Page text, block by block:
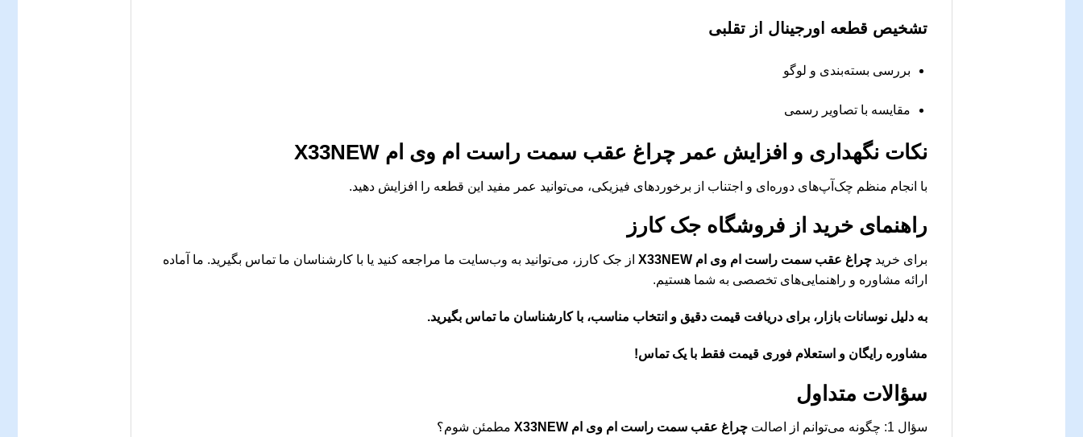
تشخیص قطعه اورجینال از تقلبی
بررسی بسته‌بندی و لوگو
مقایسه با تصاویر رسمی
نکات نگهداری و افزایش عمر چراغ عقب سمت راست ام وی ام X33NEW
با انجام منظم چک‌آپ‌های دوره‌ای و اجتناب از برخوردهای فیزیکی، می‌توانید عمر مفید این قطعه را افزایش دهید.
راهنمای خرید از فروشگاه جک کارز
برای خرید چراغ عقب سمت راست ام وی ام X33NEW
از جک کارز، می‌توانید به وب‌سایت ما مراجعه کنید یا با کارشناسان ما تماس بگیرید. ما آماده
ارائه مشاوره و راهنمایی‌های تخصصی به شما هستیم.
به دلیل نوسانات بازار، برای دریافت قیمت دقیق و انتخاب مناسب، با کارشناسان ما تماس بگیرید.
مشاوره رایگان و استعلام فوری قیمت فقط با یک تماس!
سؤالات متداول
سؤال 1: چگونه می‌توانم از اصالت چراغ عقب سمت راست ام وی ام X33NEW مطمئن شوم؟